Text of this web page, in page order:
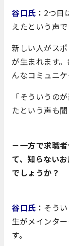
谷口氏 ： 2つ目
えたという声で
新しい人がス
が生まれます
んなコミュニ
「そういうの
たという声も聞
－一方で求職
て、知らない
でしょうか？
谷口氏 ： そう
生がメインタ
す。